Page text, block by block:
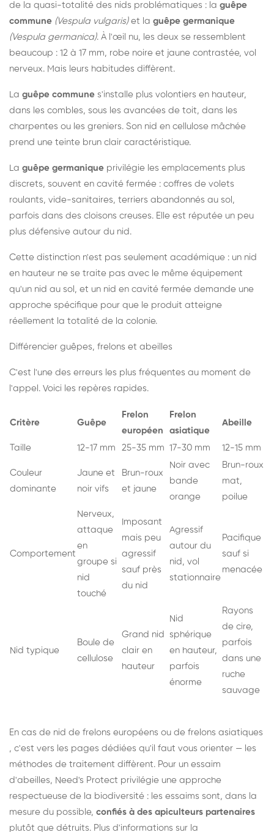
de la quasi-totalité des nids problématiques : la guêpe
commune (Vespula vulgaris)et la guêpe germanique
(Vespula germanica). À l'œil nu, les deux se ressemblent
beaucoup : 12 à 17 mm, robe noire et jaune contrastée, vol
nerveux. Mais leurs habitudes diffèrent.
La guêpe commune s'installe plus volontiers en hauteur,
dans les combles, sous les avancées de toit, dans les
charpentes ou les greniers. Son nid en cellulose mâchée
prend une teinte brun clair caractéristique.
La guêpe germanique privilégie les emplacements plus
discrets, souvent en cavité fermée : coffres de volets
roulants, vide-sanitaires, terriers abandonnés au sol,
parfois dans des cloisons creuses. Elle est réputée un peu
plus défensive autour du nid.
Cette distinction n'est pas seulement académique : un nid
en hauteur ne se traite pas avec le même équipement
qu'un nid au sol, et un nid en cavité fermée demande une
approche spécifique pour que le produit atteigne
réellement la totalité de la colonie.
Différencier guêpes, frelons et abeilles
C'est l'une des erreurs les plus fréquentes au moment de
l'appel. Voici les repères rapides.
Critère Guêpe
Frelon
européen
Frelon
asiatique
Abeille
Taille 12-17 mm 25-35 mm 17-30 mm 12-15 mm
Couleur
dominante
Jaune et
noir vifs
Brun-roux
et jaune
Noir avec
bande
orange
Brun-roux
mat,
poilue
Comportement
Nerveux,
attaque
en
groupe si
nid
touché
Imposant
mais peu
agressif
sauf près
du nid
Agressif
autour du
nid, vol
stationnaire
Pacifique
sauf si
menacée
Nid typique
Boule de
cellulose
Grand nid
clair en
hauteur
Nid
sphérique
en hauteur,
parfois
énorme
Rayons
de cire,
parfois
dans une
ruche
sauvage
En cas de nid de frelons européens ou de frelons asiatiques
, c'est vers les pages dédiées qu'il faut vous orienter — les
méthodes de traitement diffèrent. Pour un essaim
d'abeilles, Need's Protect privilégie une approche
respectueuse de la biodiversité : les essaims sont, dans la
mesure du possible, confiés à des apiculteurs partenaires
plutôt que détruits. Plus d'informations sur la